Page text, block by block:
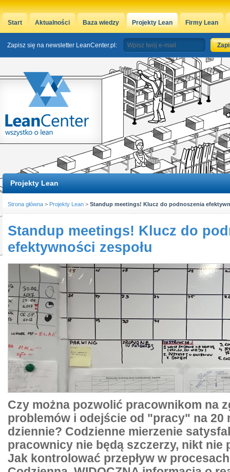
Start Aktualności Baza wiedzy Projekty Lean Firmy Lean
Zapisz się na newsletter LeanCenter.pl:
Projekty Lean
Strona główna > Projekty Lean > Standup meetings! Klucz do podnoszenia
Standup meetings! Klucz do
efektywności zespołu
Czy można pozwolić pracownikom na
problemów i odejście od "pracy" na 20
dziennie? Codzienne mierzenie
pracownicy nie będą szczerzy, nikt
Jak kontrolować przepływ w